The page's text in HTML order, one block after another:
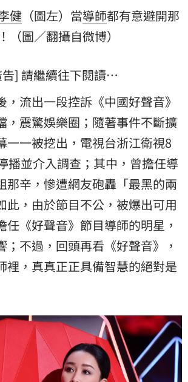
健 （圖左）當導師都有意避開那
！（圖／翻攝自微博）
] 請繼續往下閱讀…
，流出一段控訴《中國好聲音》
，震驚娛樂圈；隨著事件不斷擴
一一被挖出，電視台浙江衛視8
播並介入調查；其中，曾擔任導
那辛，慘遭網友砲轟「最黑的兩
此，由於節目不公，被爆出可用
任《好聲音》節目導師的明星，
；不過，回頭再看《好聲音》，
裡，真真正正具備智慧的絕對是